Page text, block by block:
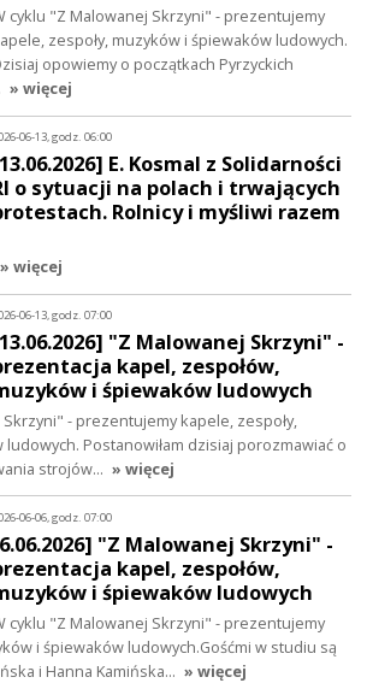
cyklu "Z Malowanej Skrzyni" - prezentujemy
zespoły, muzyków i śpiewaków ludowych.
opowiemy o początkach Pyrzyckich
» więcej
06-13, godz. 06:00
E. Kosmal z Solidarności
o sytuacji na polach i trwających
Rolnicy i myśliwi razem
» więcej
06-13, godz. 07:00
"Z Malowanej Skrzyni" -
kapel, zespołów,
i śpiewaków ludowych
- prezentujemy kapele, zespoły,
Postanowiłam dzisiaj porozmawiać o
strojów… » więcej
06-06, godz. 07:00
"Z Malowanej Skrzyni" -
kapel, zespołów,
i śpiewaków ludowych
cyklu "Z Malowanej Skrzyni" - prezentujemy
i śpiewaków ludowych.Gośćmi w studiu są
i Hanna Kamińska… » więcej